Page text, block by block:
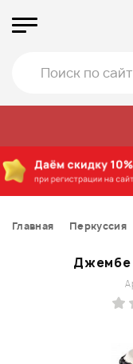
Главная Перкуссия
Джембе